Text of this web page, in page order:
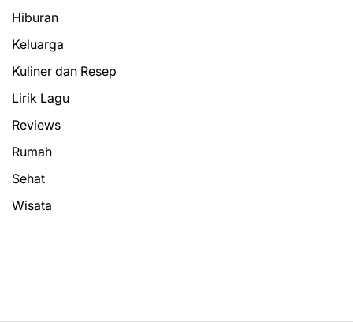
Hiburan
Keluarga
Kuliner dan Resep
Lirik Lagu
Reviews
Rumah
Sehat
Wisata